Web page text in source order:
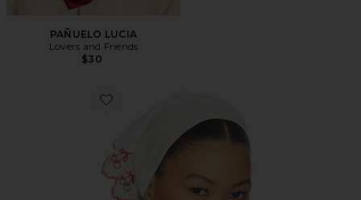
PAÑUELO LUCIA
Lovers and Friends
$30
Favorite ADORNO CABEZA ISLA